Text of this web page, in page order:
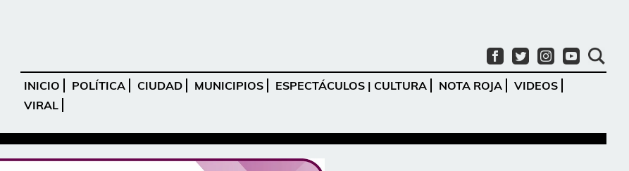
INICIO POLÍTICA CIUDAD MUNICIPIOS ESPECTÁCULOS | CULTURA NOTA ROJA
VIDEOS
VIRAL